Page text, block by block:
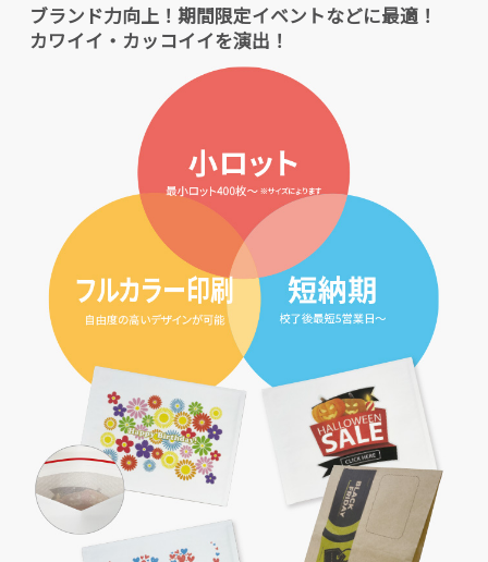
ブランド力向上！期間限定イベントなどに最適！
カワイイ・カッコイイを演出！